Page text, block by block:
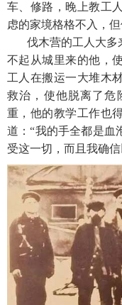
车、修路，晚上教工
虑的家境格格不入，
伐木营的工人大多
不起从城里来的他，
工人在搬运一大堆木
救治，使他脱离了危
重，他的教学工作也
道：“我的手全都是血
受这一切，而且我确信